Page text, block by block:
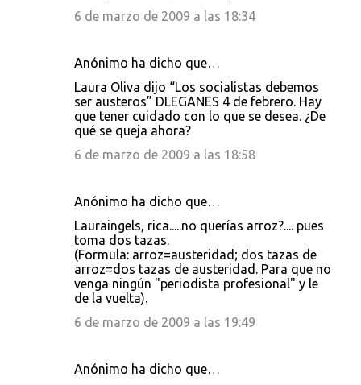
6 de marzo de 2009 a las 18:34
Anónimo ha dicho que…
Laura Oliva dijo “Los socialistas debemos
ser austeros” DLEGANES 4 de febrero. Hay
que tener cuidado con lo que se desea. ¿De
qué se queja ahora?
6 de marzo de 2009 a las 18:58
Anónimo ha dicho que…
Lauraingels, rica.....no querías arroz?.... pues
toma dos tazas.
(Formula: arroz=austeridad; dos tazas de
arroz=dos tazas de austeridad. Para que no
venga ningún "periodista profesional" y le
de la vuelta).
6 de marzo de 2009 a las 19:49
Anónimo ha dicho que…